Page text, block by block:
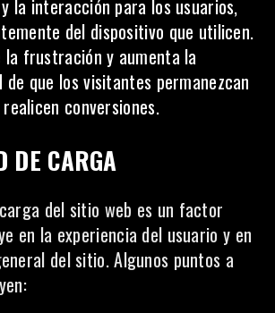
la interacción para los usuarios,
del dispositivo que utilicen.
la frustración y aumenta la
de que los visitantes permanezcan
conversiones.
DE CARGA
del sitio web es un factor
en la experiencia del usuario y en
del sitio. Algunos puntos a